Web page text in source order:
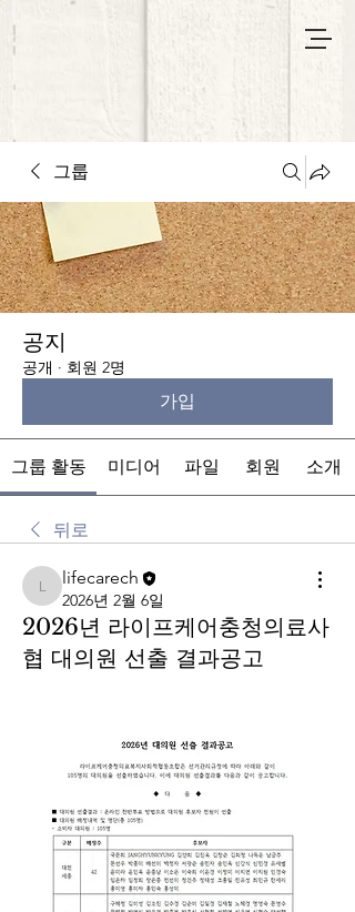
그룹
공지
공개 · 회원 2명
가입
그룹 활동 미디어 파일 회원 소개
뒤로
lifecarech
lifecarech
2026년 2월 6일
2026년 라이프케어충청의료사
협 대의원 선출 결과공고